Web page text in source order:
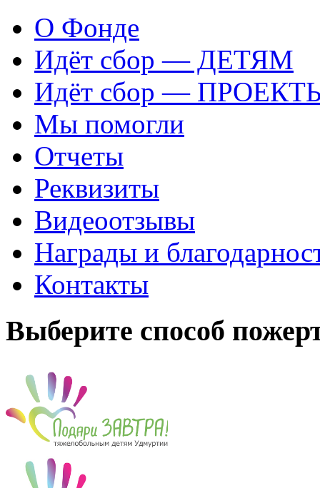
О Фонде
Идёт сбор — ДЕТЯМ
Идёт сбор —
Мы помогли
Отчеты
Реквизиты
Видеоотзывы
Награды и
Контакты
Выберите способ